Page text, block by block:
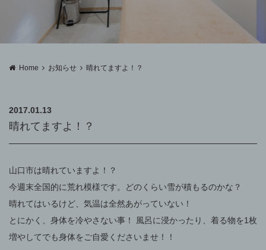
Home お知らせ 晴れてますよ！？
2017.01.13
晴れてますよ！？
山口市は晴れていますよ！？
今週末全国的に荒れ模様です。どのくらい雪が積もるのかな？
晴れてはいるけど、気温は全然あがっていない！
とにかく、身体を冷やさない事！ 風呂に浸かったり、着る物を1枚
増やしてでも身体をご自愛くださいませ！！